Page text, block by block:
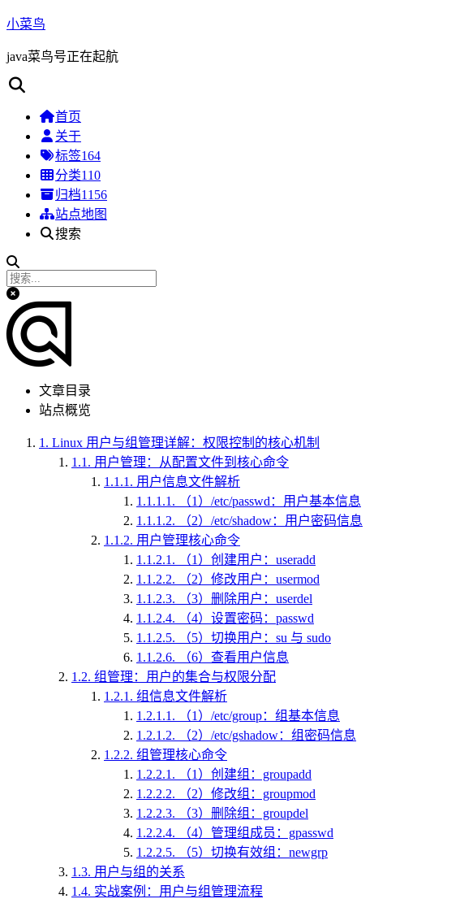
小菜鸟
java菜鸟号正在起航
首页
关于
标签164
分类110
归档1156
站点地图
搜索
文章目录
站点概览
1. Linux 用户与组管理详解：权限控制的核心机制
1.1. 用户管理：从配置文件到核心命令
1.1.1. 用户信息文件解析
1.1.1.1.
（1）/etc/passwd：用户基本信息
1.1.1.2.
（2）/etc/shadow：用户密码信息
1.1.2. 用户管理核心命令
1.1.2.1.
（1）创建用户：useradd
1.1.2.2.
（2）修改用户：usermod
1.1.2.3.
（3）删除用户：userdel
1.1.2.4.
（4）设置密码：passwd
1.1.2.5.
（5）切换用户：su 与 sudo
1.1.2.6.
（6）查看用户信息
1.2. 组管理：用户的集合与权限分配
1.2.1. 组信息文件解析
1.2.1.1.
（1）/etc/group：组基本信息
1.2.1.2.
（2）/etc/gshadow：组密码信息
1.2.2. 组管理核心命令
1.2.2.1.
（1）创建组：groupadd
1.2.2.2.
（2）修改组：groupmod
1.2.2.3.
（3）删除组：groupdel
1.2.2.4.
（4）管理组成员：gpasswd
1.2.2.5.
（5）切换有效组：newgrp
1.3. 用户与组的关系
1.4. 实战案例：用户与组管理流程